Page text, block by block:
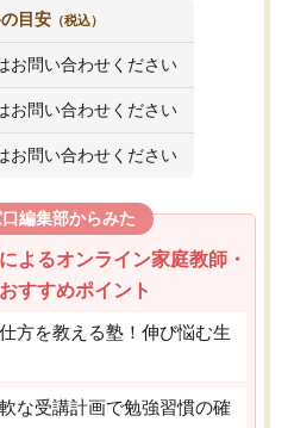
目安 （税込）
お問い合わせください
お問い合わせください
お問い合わせください
編集部からみた
よるオンライン家庭教師・
すすめポイント
方を教える塾！伸び悩む生
な受講計画で勉強習慣の確